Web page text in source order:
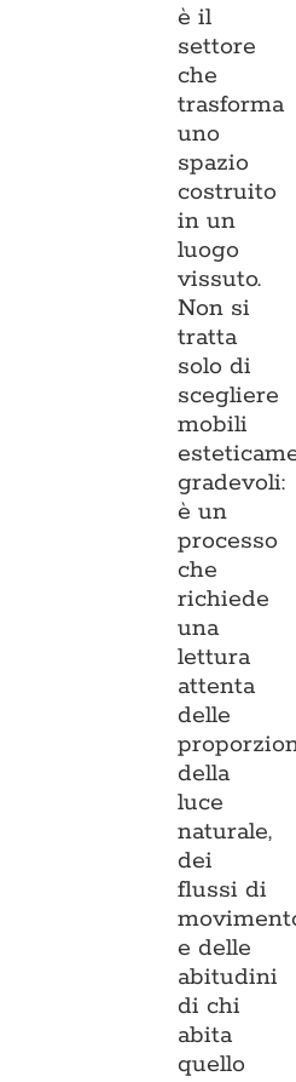
è il
settore
che
trasforma
uno
spazio
costruito
in un
luogo
vissuto.
Non si
tratta
solo di
scegliere
mobili
gradevoli:
è un
processo
che
richiede
una
lettura
attenta
delle
della
luce
naturale,
dei
flussi di
e delle
abitudini
di chi
abita
quello